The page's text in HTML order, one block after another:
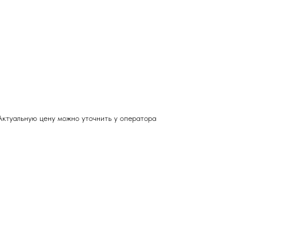
цену можно уточнить у оператора